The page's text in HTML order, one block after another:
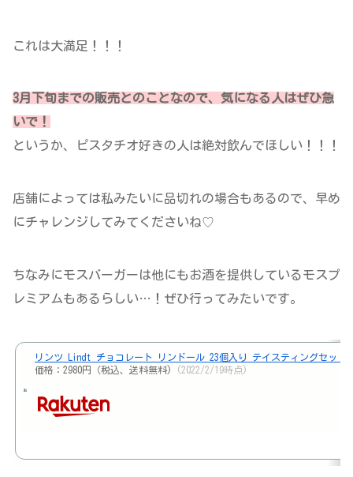
これは大満足！！！
3月下旬までの販売とのことなので、気になる人はぜひ急
いで！
というか、ピスタチオ好きの人は絶対飲んでほしい！！！
店舗によっては私みたいに品切れの場合もあるので、早め
にチャレンジしてみてくださいね♡
ちなみにモスバーガーは他にもお酒を提供しているモスプ
レミアムもあるらしい…！ぜひ行ってみたいです。
リンツ Lindt チョコレート リンドール 23個入り テイスティングセッ
価格：2980円（税込、送料無料)
(2022/2/19時点)